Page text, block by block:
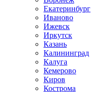
Екатеринбург
Иваново
Ижевск
Иркутск
Казань
Калининград
Калуга
Кемерово
Киров
Кострома